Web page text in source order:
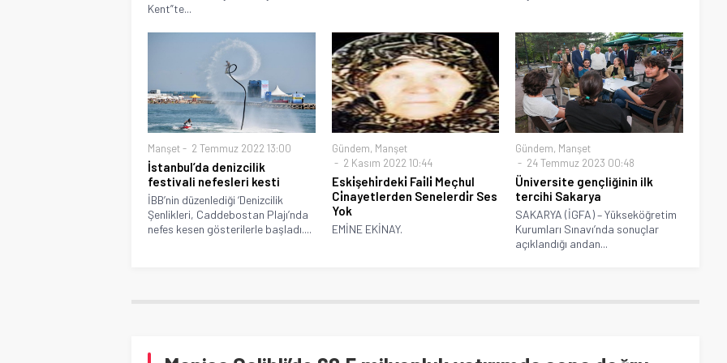
Kent”te...
Manşet 2 Temmuz 2022 13:00
İstanbul’da denizcilik
festivali nefesleri kesti
İBB’nin düzenlediği ‘Denizcilik
Şenlikleri, Caddebostan Plajı’nda
nefes kesen gösterilerle başladı....
Gündem, Manşet
2 Kasım 2022 10:44
Eski̇şehi̇rdeki̇ Fai̇li̇ Meçhul
Ci̇nayetlerden Senelerdi̇r Ses
Yok
EMİNE EKİNAY.
Gündem, Manşet
24 Temmuz 2023 00:48
Üniversite gençliğinin ilk
tercihi Sakarya
SAKARYA (İGFA) – Yükseköğretim
Kurumları Sınavı’nda sonuçlar
açıklandığı andan...